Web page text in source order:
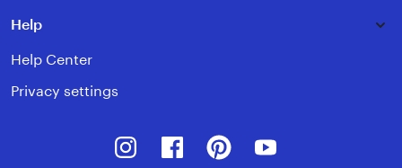
Help
Help Center
Privacy settings
InstagramFacebookPinterest